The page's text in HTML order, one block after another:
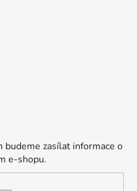
zasílat informace o
e-shopu.